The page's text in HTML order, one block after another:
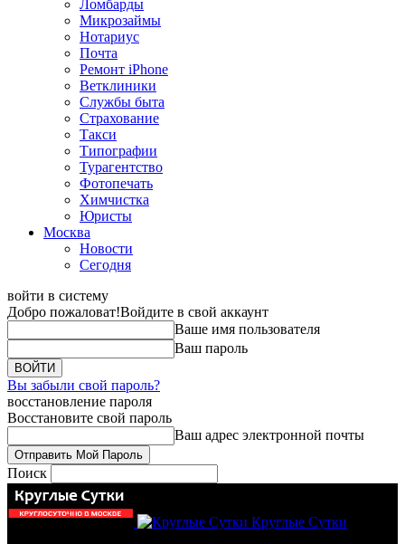
Ломбарды
Микрозаймы
Нотариус
Почта
Ремонт iPhone
Ветклиники
Службы быта
Страхование
Такси
Типографии
Турагентство
Фотопечать
Химчистка
Юристы
Москва
Новости
Сегодня
войти в систему
Добро пожаловат!Войдите в свой аккаунт
Ваше имя пользователя
Ваш пароль
Вы забыли свой пароль?
восстановление пароля
Восстановите свой пароль
Ваш адрес электронной почты
Поиск
Круглые Сутки